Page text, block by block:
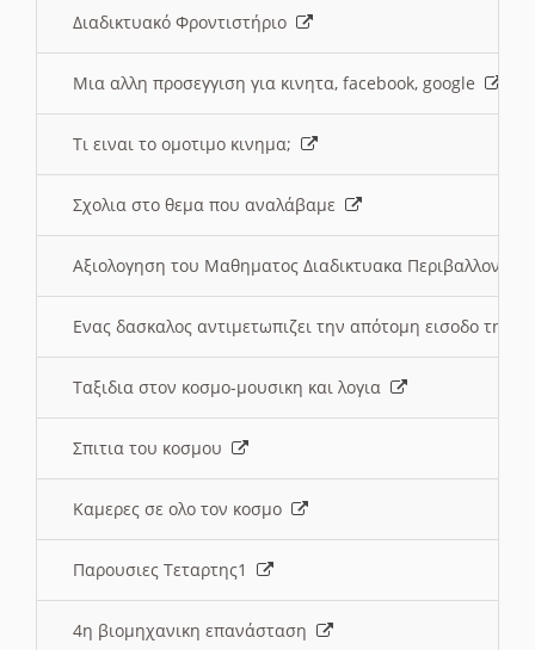
Διαδικτυακό Φροντιστήριο
Μια αλλη προσεγγιση για κινητα, facebook, google
Τι ειναι το ομοτιμο κινημα;
Σχολια στο θεμα που αναλάβαμε
Αξιολογηση του Μαθηματος Διαδικτυακα
Ενας δασκαλος αντιμετωπιζει την απότομη εισοδο της
Ταξιδια στον κοσμο-μουσικη και λογια
Σπιτια του κοσμου
Καμερες σε ολο τον κοσμο
Παρουσιες Τεταρτης1
4η βιομηχανικη επανάσταση